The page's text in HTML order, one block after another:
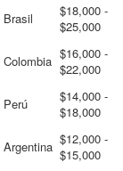
Brasil
$18,000 -
$25,000
Colombia $16,000 -
$22,000
Perú
$14,000 -
$18,000
Argentina $12,000 -
$15,000